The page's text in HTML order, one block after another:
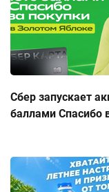
Сбер запускает
баллами Спасибо